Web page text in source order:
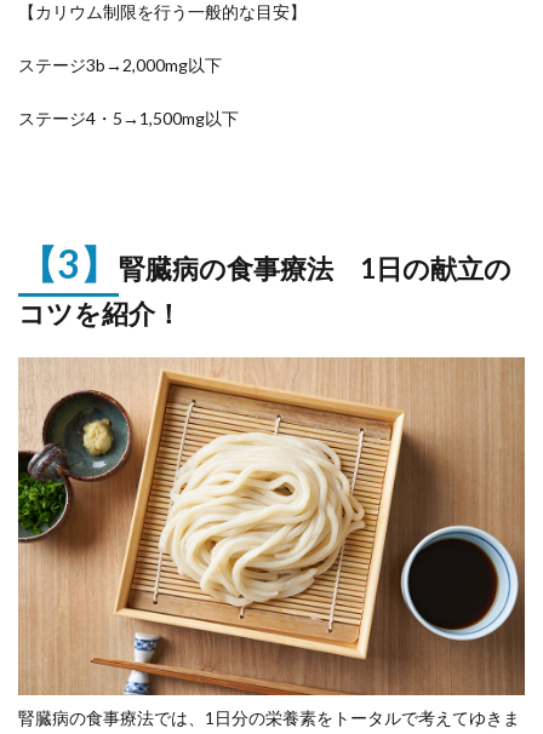
【カリウム制限を行う一般的な目安】
ステージ3b→2,000mg以下
ステージ4・5→1,500mg以下
【3】
腎臓病の食事療法 1日の献立の
コツを紹介！
腎臓病の食事療法では、1日分の栄養素をトータルで考えてゆきま